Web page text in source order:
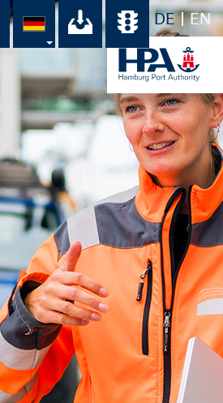
DE EN
Suche Ihr Download-